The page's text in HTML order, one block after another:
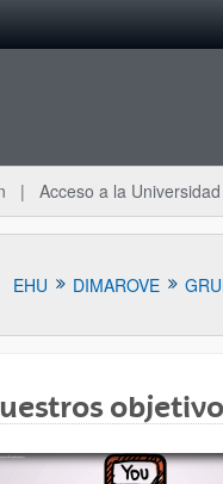
Acceso a la Universidad
EHU DIMAROVE
subpáginas